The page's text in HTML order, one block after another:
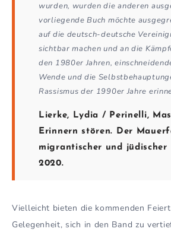
wurden, wurden die anderen
vorliegende Buch möchte
auf die deutsch-deutsche
sichtbar machen und an die
den 1980er Jahren,
Wende und die
Rassismus der 1990er Jahre
Lierke, Lydia / Perinelli,
Erinnern stören. Der
migrantischer und jüdischer
2020.
Vielleicht bieten die kommenden
Gelegenheit, sich in den Band zu